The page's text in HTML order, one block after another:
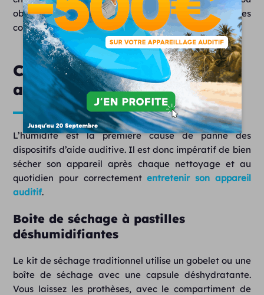
obstrués, pour éviter que le cérumen n’atteigne les
composants internes de l’aide auditive.
Comment bien sécher un
appareil auditif ?
L’humidité est la première cause de panne des
dispositifs d’aide auditive. Il est donc impératif de bien
sécher son appareil après chaque nettoyage et au
quotidien pour correctemententretenir son appareil
auditif.
Boite de séchage à pastilles
déshumidifiantes
Le kit de séchage traditionnel utilise un gobelet ou une
boîte de séchage avec une capsule déshydratante.
Vous laissez les prothèses, avec le compartiment de